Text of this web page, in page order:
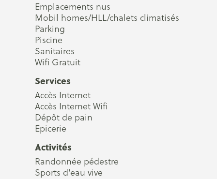
Emplacements nus
Mobil homes/HLL/chalets climatisés
Parking
Piscine
Sanitaires
Wifi Gratuit
Services
Accès Internet
Accès Internet Wifi
Dépôt de pain
Epicerie
Activités
Randonnée pédestre
Sports d'eau vive